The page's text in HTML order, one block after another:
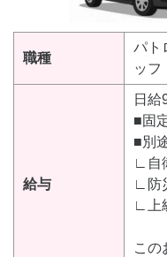
職種
パト
ッフ
給与
日給
■固
■別
∟自
∟防
∟上
この